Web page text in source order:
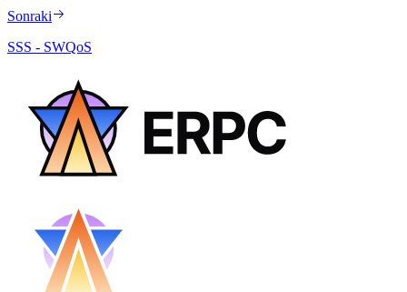
Sonraki
SSS - SWQoS